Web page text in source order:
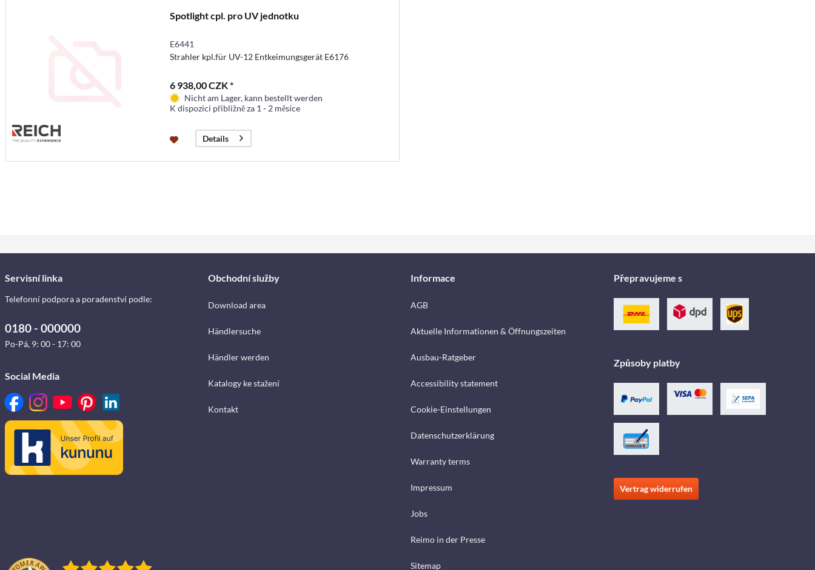
Spotlight cpl. pro UV jednotku
E6441
Strahler kpl.für UV-12 Entkeimungsgerät E6176
6 938,00 CZK *
Nicht am Lager, kann bestellt werden
K dispozici přibližně za 1 - 2 měsíce
Details
Servisní linka
Telefonní podpora a poradenství podle:
0180 - 000000
Po-Pá, 9: 00 - 17: 00
Social Media
Obchodní služby
Download area
Händlersuche
Händler werden
Katalogy ke stažení
Kontakt
Informace
AGB
Aktuelle Informationen & Öffnungszeiten
Ausbau-Ratgeber
Accessibility statement
Cookie-Einstellungen
Datenschutzerklärung
Warranty terms
Impressum
Jobs
Reimo in der Presse
Sitemap
Přepravujeme s
Způsoby platby
Vertrag widerrufen